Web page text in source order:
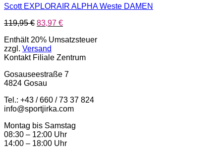
Scott EXPLORAIR ALPHA Weste DAMEN
119,95€ Ursprünglicher
war:
119,95 €
83,97 €Aktueller
ist:
Enthält 20% Umsatzsteuer
zzgl. Versand
Kontakt Filiale Zentrum
Gosauseestraße 7
4824 Gosau
Tel.: +43 / 660 / 73 37 824
info@sportjirka.com
Montag bis Samstag
08:30 – 12:00 Uhr
14:00 – 18:00 Uhr